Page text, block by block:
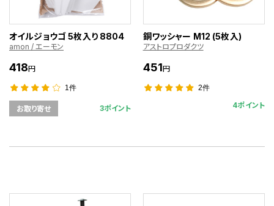
オイルジョウゴ 5枚入り 8804
amon / エーモン
418円
1件
お取り寄せ 3ポイント
銅ワッシャー M12 (5枚入)
アストロプロダクツ
451円
2件
4ポイント